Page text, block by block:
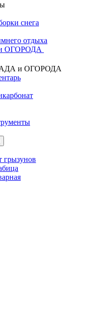
снега
отдыха
ОГОРОДА
и ОГОРОДА
грызунов